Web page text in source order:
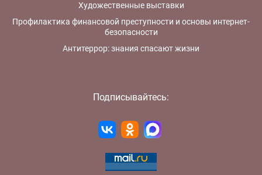
Художественные выставки
Профилактика финансовой преступности и основы интернет-
безопасности
Антитеррор: знания спасают жизни
Подписывайтесь: